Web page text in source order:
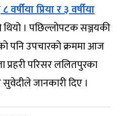
८ वर्षीया प्रिया र ३ वर्षीया
। पछिल्लोपटक सञ्जयकी
पनि उपचारको क्रममा आज
परिसर ललितपुरका
जानकारी दिए ।